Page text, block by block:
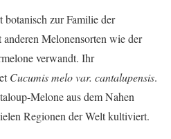
zur Familie der
Melonensorten wie der
verwandt. Ihr
Cucumis melo var. cantalupensis.
Melone aus dem Nahen
Regionen der Welt kultiviert.